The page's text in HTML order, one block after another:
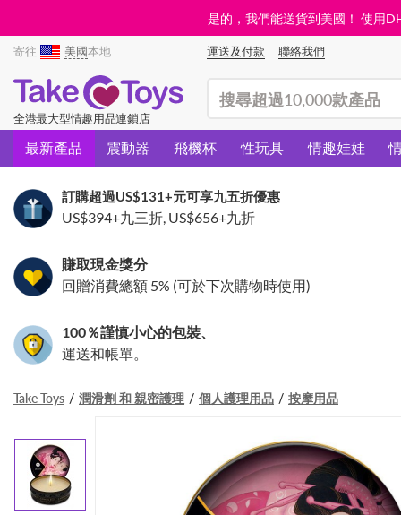
是的，我們能送貨到美國！ 使用
寄往 美國本地 運送及付款 聯絡我們
全港最大型情趣用品連鎖店
最新產品 震動器 飛機杯 性玩具 情趣娃娃
訂購超過US$131+元可享九五折優惠
US$394+九三折, US$656+九折
賺取現金獎分
回贈消費總額 5% (可於下次購物時使用)
100％謹慎小心的包裝、
運送和帳單。
Take Toys 潤滑劑 和 親密護理 個人護理用品 按摩用品